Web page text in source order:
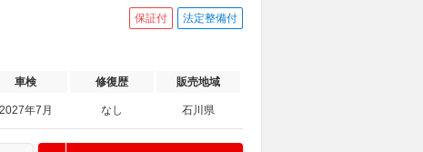
保証付 法定整備付
車検 修復歴 販売地域
2027年7月 なし 石川県